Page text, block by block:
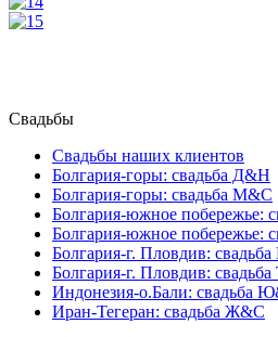
Свадьбы
Свадьбы наших клиентов
Болгария-горы: свадьба Д&Н
Болгария-горы: свадьба М&С
Болгария-южное побережье:
Болгария-южное побережье:
Болгария-г. Пловдив:
Болгария-г. Пловдив:
Индонезия-о.Бали: свадьба
Иран-Тегеран: свадьба Ж&С